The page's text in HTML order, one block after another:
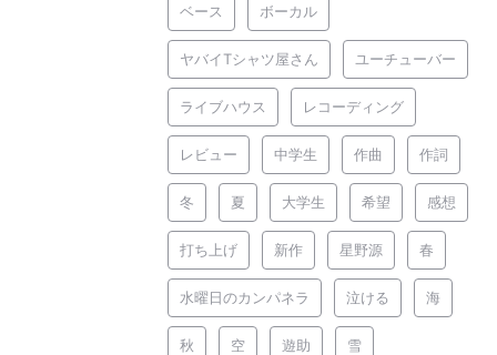
ベース ボーカル
ヤバイTシャツ屋さん ユーチューバー
ライブハウス レコーディング
レビュー 中学生 作曲 作詞
冬 夏 大学生 希望 感想
打ち上げ 新作 星野源 春
水曜日のカンパネラ 泣ける 海
秋 空 遊助 雪